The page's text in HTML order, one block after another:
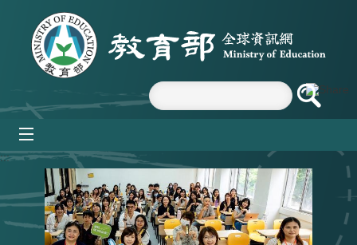
跳到主要內容區塊
:::